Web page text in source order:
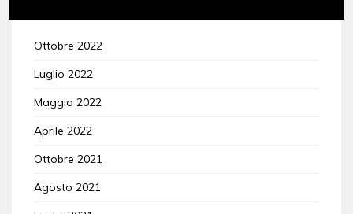
Ottobre 2022
Luglio 2022
Maggio 2022
Aprile 2022
Ottobre 2021
Agosto 2021